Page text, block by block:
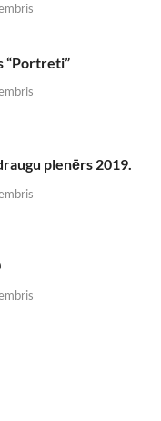
“Portreti”
plenērs 2019.